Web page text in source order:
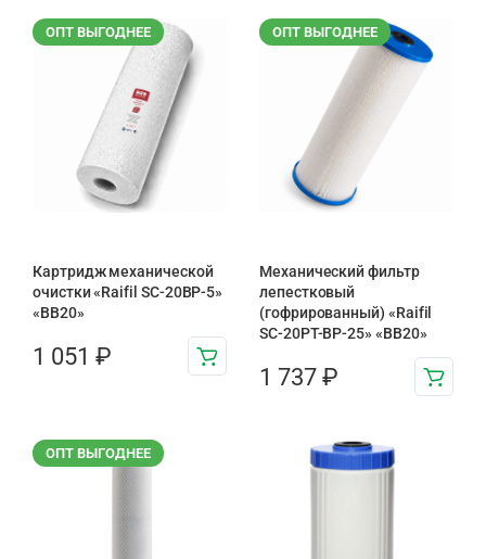
ОПТ ВЫГОДНЕЕ
Картридж механической
очистки «Raifil SC-20BP-5»
«BB20»
1 051 ₽
ОПТ ВЫГОДНЕЕ
Механический фильтр
лепестковый
(гофрированный) «Raifil
SC-20PT-ВР-25» «BB20»
1 737 ₽
ОПТ ВЫГОДНЕЕ